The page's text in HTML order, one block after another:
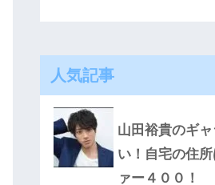
人気記事
山田裕貴のギ
い！自宅の住
ァー４００！